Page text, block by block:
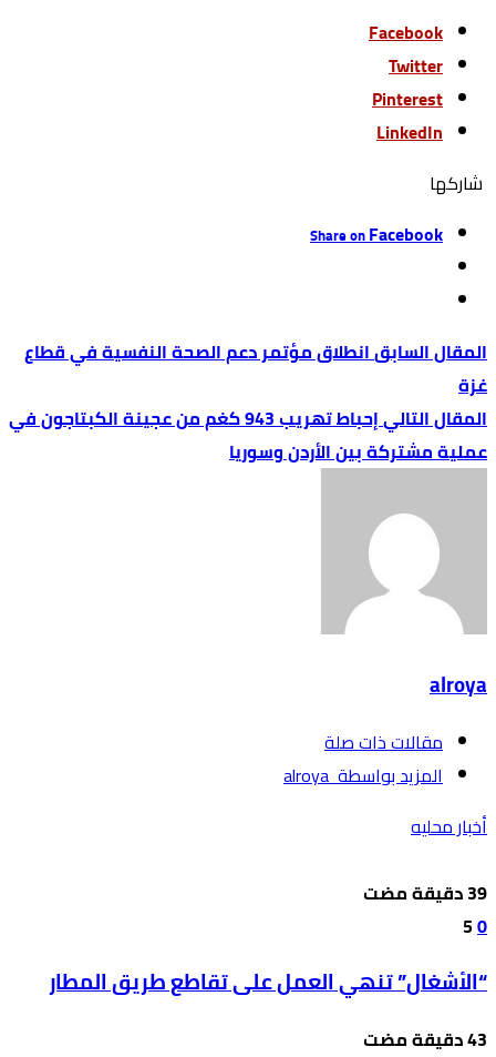
Facebook
Twitter
Pinterest
LinkedIn
‫‫ شاركها‬
Share onFacebook
انطلاق مؤتمر دعم الصحة النفسية في قطاع
غزة
إحباط تهريب 943 كغم من عجينة الكبتاجون في
عملية مشتركة بين الأردن وسوريا
alroya
‫مقالات ذات صلة‬
‫‫المزيد بواسطة‬ ‬ alroya
أخبار محليه
0
5
“الأشغال” تنهي العمل على تقاطع طريق المطار